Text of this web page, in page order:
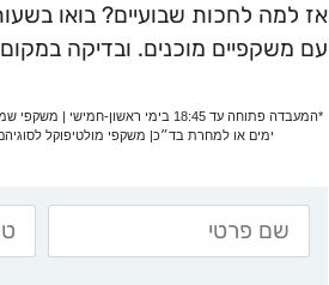
אז למה לחכות שבועיים? בואו
עם משקפיים מוכנים. ובדיקה
*המעבדה פתוחה עד 18:45 בימי ראשון-
ימים או למחרת בד״כ| משקפי מולטיפוקל לסוגיהם יסופקו